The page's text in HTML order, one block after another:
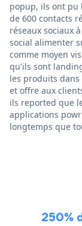
popup, ils ont pu
de 600 contacts
réseaux sociaux
social alimenter
comme moyen
qu'ils sont
les produits
et offre aux
ils reported que
applications
longtemps que
250%